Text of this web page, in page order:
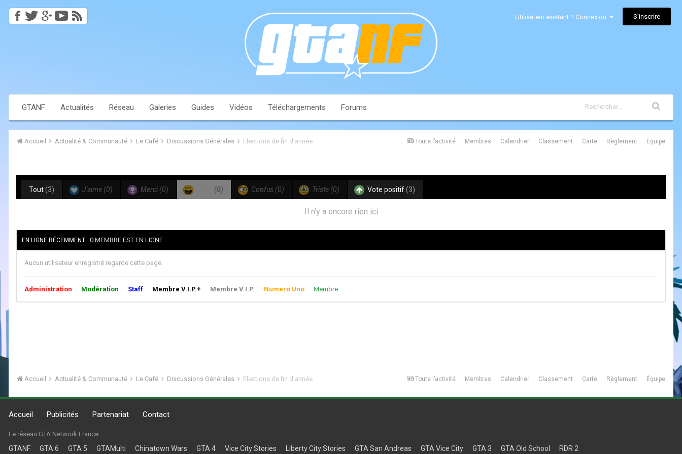
Utilisateur existant ? Connexion S’inscrire
GTANF Actualités Réseau Galeries Guides Vidéos Téléchargements Forums
Toute l’activité Membres Calendrier Classement Carte Règlement Équipe
Accueil Actualité & Communauté Le Café Discussions Générales Élections de fin d'année
Tout(3) J'aime (0) Merci (0) (0) Confus (0) Triste (0) Vote positif(3)
Il n’y a encore rien ici
EN LIGNE RÉCEMMENT 0 MEMBRE EST EN LIGNE
Aucun utilisateur enregistré regarde cette page.
Administration Modération Staff Membre V.I.P.+ Membre V.I.P. Numero Uno Membre
Toute l’activité Membres Calendrier Classement Carte Règlement Équipe
Accueil Actualité & Communauté Le Café Discussions Générales Élections de fin d'année
Accueil Publicités Partenariat Contact
Le réseau GTA Network France
GTANF GTA 6 GTA 5 GTAMulti Chinatown Wars GTA 4 Vice City Stories Liberty City Stories GTA San Andreas GTA Vice City GTA 3 GTA Old School RDR 2